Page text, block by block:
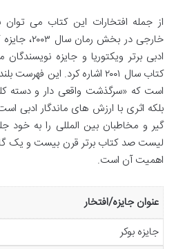
از جمله افتخارات این کتاب می توان
ادبی برتر ویکتوریا و جایزه
کتاب سال ۲۰۰۱ اشاره کرد. این
است که «سرگذشت واقعی دار و دسته
بلکه اثری با ارزش های ماندگار ادبی
گیر و مخاطبان بین المللی را به
لیست صد کتاب برتر قرن بیست و یک
اهمیت آن است.
عنوان جایزه/افتخار
جایزه بوکر